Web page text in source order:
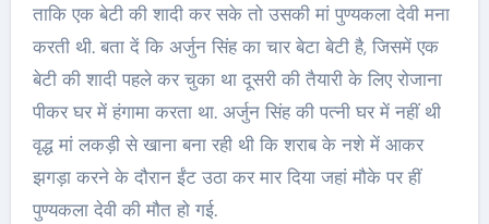
ताकि एक बेटी की शादी कर सके तो उसकी मां पुण्यकला देवी मना
करती थी. बता दें कि अर्जुन सिंह का चार बेटा बेटी है, जिसमें एक
बेटी की शादी पहले कर चुका था दूसरी की तैयारी के लिए रोजाना
पीकर घर में हंगामा करता था. अर्जुन सिंह की पत्नी घर में नहीं थी
वृद्ध मां लकड़ी से खाना बना रही थी कि शराब के नशे में आकर
झगड़ा करने के दौरान ईंट उठा कर मार दिया जहां मौके पर हीं
पुण्यकला देवी की मौत हो गई.